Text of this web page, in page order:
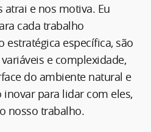
atrai e nos motiva. Eu
cada trabalho
específica, são
e complexidade,
do ambiente natural e
para lidar com eles,
nosso trabalho.